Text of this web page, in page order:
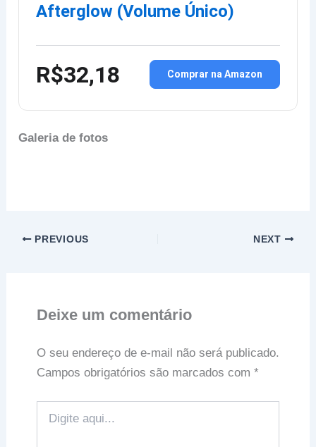
Afterglow (Volume Único)
R$32,18 Comprar na Amazon
Galeria de fotos
PREVIOUS NEXT
Deixe um comentário
O seu endereço de e-mail não será publicado.
Campos obrigatórios são marcados com *
aqui...